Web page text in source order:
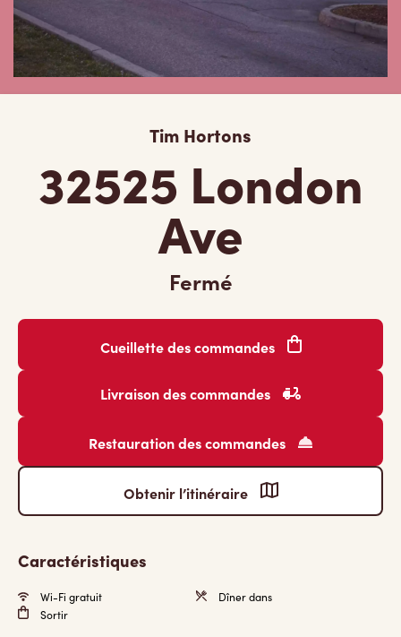
Tim Hortons
32525 London
Ave
Fermé
Cueillette des commandes
Livraison des commandes
Restauration des commandes
Obtenir l’itinéraire
Caractéristiques
Wi-Fi gratuit
Dîner dans
Sortir